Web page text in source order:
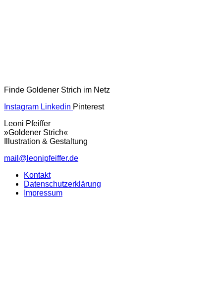
Finde Goldener Strich im Netz
Instagram Linkedin Pinterest
Leoni Pfeiffer
»Goldener Strich«
Illustration & Gestaltung
mail@leonipfeiffer.de
Kontakt
Datenschutzerklärung
Impressum